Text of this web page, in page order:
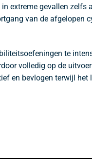
extreme gevallen zelfs
van de afgelopen
te
volledig op de
en bevlogen terwijl